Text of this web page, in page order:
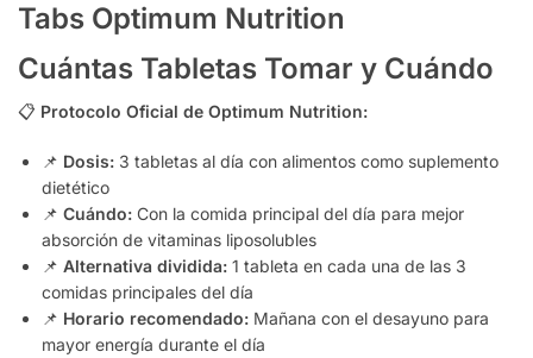
Tabs Optimum Nutrition
Cuántas Tabletas Tomar y Cuándo
📋 Protocolo Oficial de Optimum Nutrition:
📌 Dosis: 3 tabletas al día con alimentos como suplemento
dietético
📌 Cuándo: Con la comida principal del día para mejor
absorción de vitaminas liposolubles
📌 Alternativa dividida: 1 tableta en cada una de las 3
comidas principales del día
📌 Horario recomendado: Mañana con el desayuno para
mayor energía durante el día